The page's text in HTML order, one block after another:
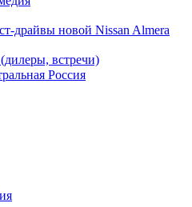
драйвы новой Nissan Almera
встречи)
Россия